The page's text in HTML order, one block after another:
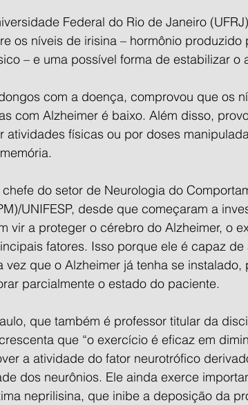
Federal do Rio de Janeiro (UFRJ)
os níveis de irisina – hormônio produzido
– e uma possível forma de estabilizar o
com a doença, comprovou que os
com Alzheimer é baixo. Além disso,
atividades físicas ou por doses
do setor de Neurologia do
UNIFESP, desde que começaram a
vir a proteger o cérebro do Alzheimer, o
fatores. Isso porque ele é capaz
que o Alzheimer já tenha se instalado,
parcialmente o estado do paciente.
que também é professor titular da
que “o exercício é eficaz em
a atividade do fator neurotrófico
dos neurônios. Ele ainda exerce
neprilisina, que inibe a deposição da